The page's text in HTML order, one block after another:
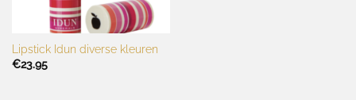
Lipstick Idun diverse kleuren
€23.95